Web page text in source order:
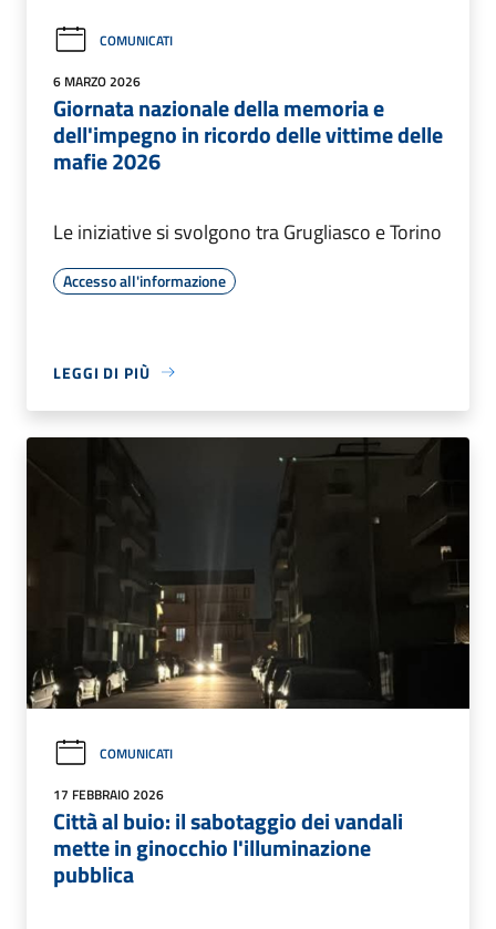
COMUNICATI
6 MARZO 2026
Giornata nazionale della memoria e
dell'impegno in ricordo delle vittime delle
mafie 2026
Le iniziative si svolgono tra Grugliasco e Torino
Accesso all'informazione
LEGGI DI PIÙ
COMUNICATI
17 FEBBRAIO 2026
Città al buio: il sabotaggio dei vandali
mette in ginocchio l'illuminazione
pubblica